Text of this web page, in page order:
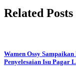
Related Posts
Wamen Ossy
Penyelesaian Isu Pagar